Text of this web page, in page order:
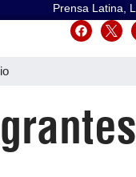
Prensa Latina,